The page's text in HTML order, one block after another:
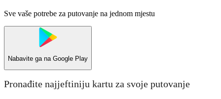
Sve vaše potrebe za putovanje na jednom mjestu
Nabavite ga na Google Play
Pronađite najjeftiniju kartu za svoje putovanje